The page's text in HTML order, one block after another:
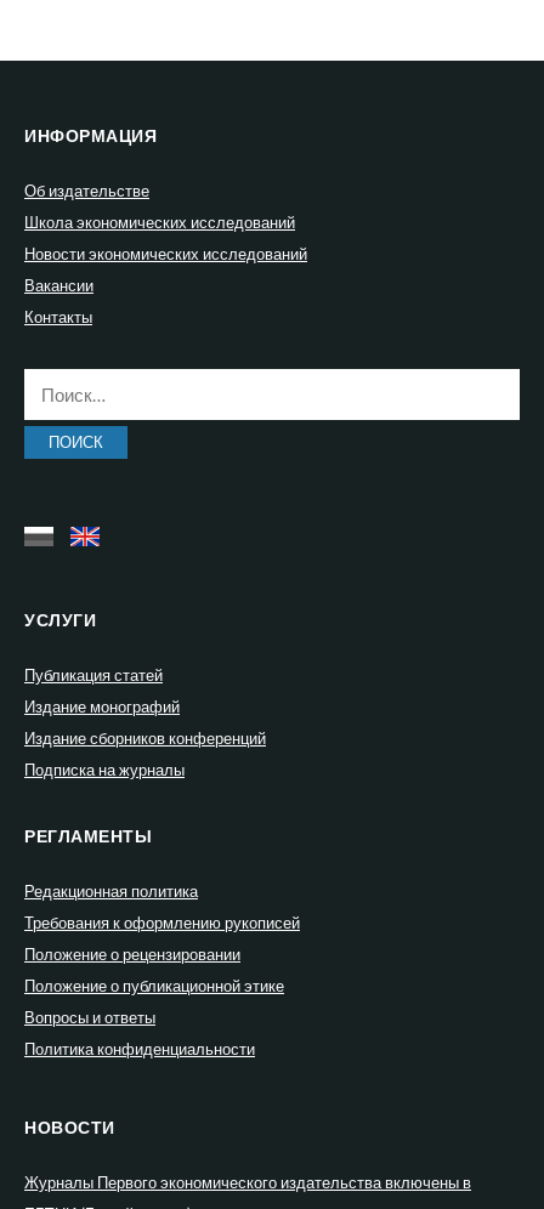
ИНФОРМАЦИЯ
Об издательстве
Школа экономических исследований
Новости экономических исследований
Вакансии
Контакты
УСЛУГИ
Публикация статей
Издание монографий
Издание сборников конференций
Подписка на журналы
РЕГЛАМЕНТЫ
Редакционная политика
Требования к оформлению рукописей
Положение о рецензировании
Положение о публикационной этике
Вопросы и ответы
Политика конфиденциальности
НОВОСТИ
Журналы Первого экономического издательства включены в